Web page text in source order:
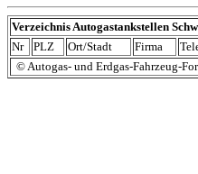
Verzeichnis Autogastankstellen
Nr
PLZ Ort/Stadt Firma
© Autogas- und Erdgas-Fahrzeug-